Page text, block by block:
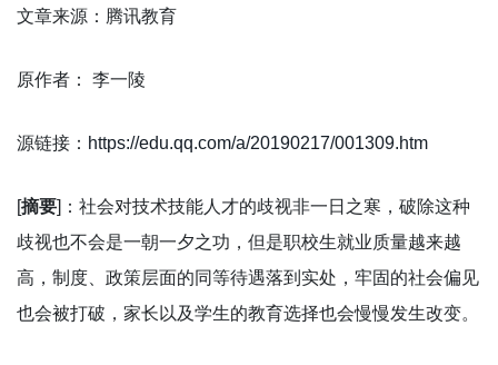
文章来源：腾讯教育
原作者： 李一陵
源链接： https://edu.qq.com/a/20190217/001309.htm
[摘要]：社会对技术技能人才的歧视非一日之寒，破除这种
歧视也不会是一朝一夕之功，但是职校生就业质量越来越
高，制度、政策层面的同等待遇落到实处，牢固的社会偏见
也会被打破，家长以及学生的教育选择也会慢慢发生改变。